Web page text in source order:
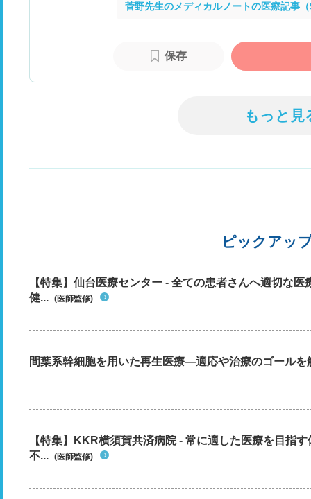
菅野先生のメディカルノートの医療記事
保存
もっと見
ピックアッ
【特集】仙台医療センター - 全ての患者さんへ適切な
健... (医師監修)
間葉系幹細胞を用いた再生医療―適応や治療のゴール
【特集】KKR横須賀共済病院 - 常に適した医療を目指
不... (医師監修)